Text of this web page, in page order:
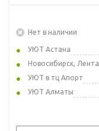
Нет в наличии
УЮТ Астана
Новосибирск, Лента
УЮТ в тц Апорт
УЮТ Алматы